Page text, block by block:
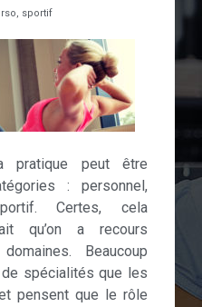
sportif
pratique peut être
: personnel,
Certes, cela
qu’on a recours
Beaucoup
spécialités que les
pensent que le rôle